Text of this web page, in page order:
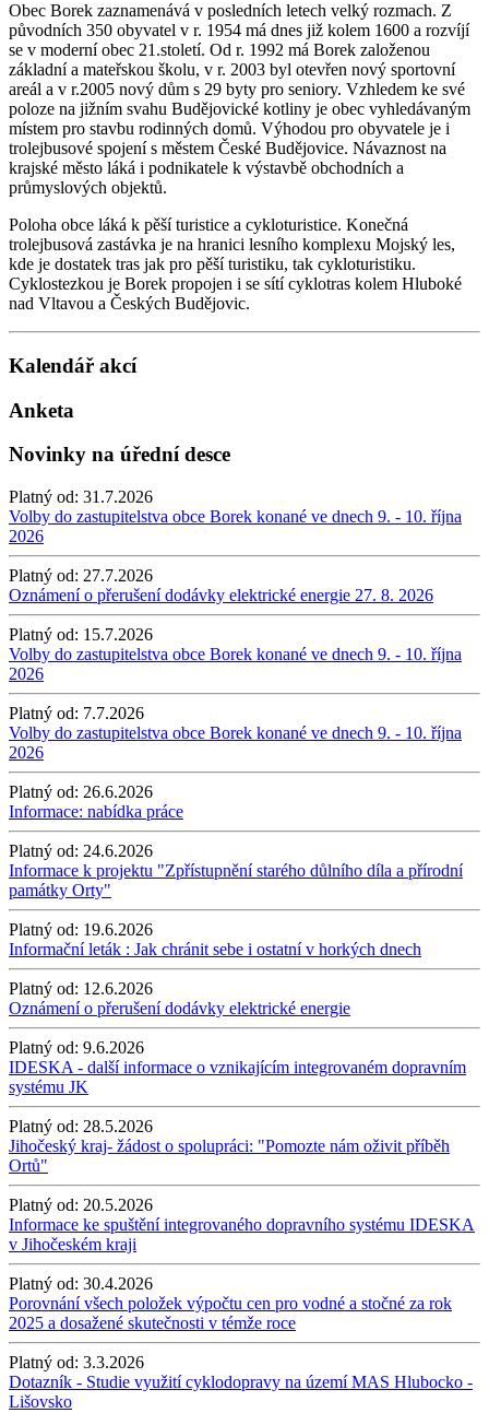
Obec Borek zaznamenává v posledních letech velký rozmach. Z
původních 350 obyvatel v r. 1954 má dnes již kolem 1600 a rozvíjí
se v moderní obec 21.století. Od r. 1992 má Borek založenou
základní a mateřskou školu, v r. 2003 byl otevřen nový sportovní
areál a v r.2005 nový dům s 29 byty pro seniory. Vzhledem ke své
poloze na jižním svahu Budějovické kotliny je obec vyhledávaným
místem pro stavbu rodinných domů. Výhodou pro obyvatele je i
trolejbusové spojení s městem České Budějovice. Návaznost na
krajské město láká i podnikatele k výstavbě obchodních a
průmyslových objektů.
Poloha obce láká k pěší turistice a cykloturistice. Konečná
trolejbusová zastávka je na hranici lesního komplexu Mojský les,
kde je dostatek tras jak pro pěší turistiku, tak cykloturistiku.
Cyklostezkou je Borek propojen i se sítí cyklotras kolem Hluboké
nad Vltavou a Českých Budějovic.
Kalendář akcí
Anketa
Novinky na úřední desce
Platný od: 31.7.2026
Volby do zastupitelstva obce Borek konané ve dnech 9. - 10. října
2026
Platný od: 27.7.2026
Oznámení o přerušení dodávky elektrické energie 27. 8. 2026
Platný od: 15.7.2026
Volby do zastupitelstva obce Borek konané ve dnech 9. - 10. října
2026
Platný od: 7.7.2026
Volby do zastupitelstva obce Borek konané ve dnech 9. - 10. října
2026
Platný od: 26.6.2026
Informace: nabídka práce
Platný od: 24.6.2026
Informace k projektu "Zpřístupnění starého důlního díla a přírodní
památky Orty"
Platný od: 19.6.2026
Informační leták : Jak chránit sebe i ostatní v horkých dnech
Platný od: 12.6.2026
Oznámení o přerušení dodávky elektrické energie
Platný od: 9.6.2026
IDESKA - další informace o vznikajícím integrovaném dopravním
systému JK
Platný od: 28.5.2026
Jihočeský kraj- žádost o spolupráci: "Pomozte nám oživit příběh
Ortů"
Platný od: 20.5.2026
Informace ke spuštění integrovaného dopravního systému IDESKA
v Jihočeském kraji
Platný od: 30.4.2026
Porovnání všech položek výpočtu cen pro vodné a stočné za rok
2025 a dosažené skutečnosti v témže roce
Platný od: 3.3.2026
Dotazník - Studie využití cyklodopravy na území MAS Hlubocko -
Lišovsko